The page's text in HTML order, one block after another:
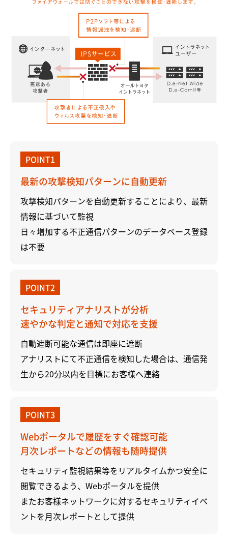
POINT1
最新の攻撃検知パターンに自動更新
攻撃検知パターンを自動更新することにより、最新
情報に基づいて監視
日々増加する不正通信パターンのデータベース登録
は不要
POINT2
セキュリティアナリストが分析
速やかな判定と通知で対応を支援
自動遮断可能な通信は即座に遮断
アナリストにて不正通信を検知した場合は、通信発
生から20分以内を目標にお客様へ連絡
POINT3
Webポータルで履歴をすぐ確認可能
月次レポートなどの情報も随時提供
セキュリティ監視結果等をリアルタイムかつ安全に
閲覧できるよう、Webポータルを提供
またお客様ネットワークに対するセキュリティイベ
ントを月次レポートとして提供